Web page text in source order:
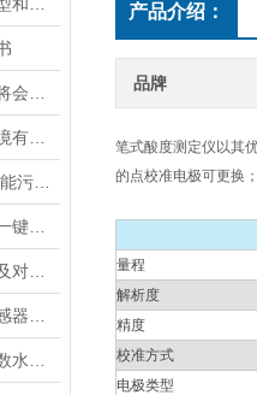
产品介绍：
品牌
笔式酸度测定仪以其
的点校准电极可更换
量程
解析度
精度
校准方式
电极类型